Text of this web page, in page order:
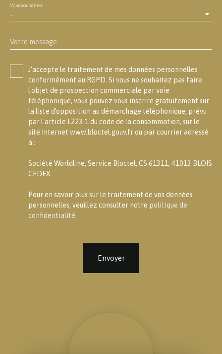
-
Vous souhaitez
Votre message
J'accepte le traitement de mes données personnelles
conformément au RGPD. Si vous ne souhaitez pas faire
l'objet de prospection commerciale par voie
téléphonique, vous pouvez vous inscrire gratuitement sur
la liste d'opposition au démarchage téléphonique, prévu
par l'article L223-1 du code de la consommation, sur le
site Internet www.bloctel.gouv.fr ou par courrier adressé
à :
Société Worldline, Service Bloctel, CS 61311, 41013 BLOIS
CEDEX.
Pour en savoir plus sur le traitement de vos données
personnelles, veuillez consulter notre politique de
confidentialité
Envoyer